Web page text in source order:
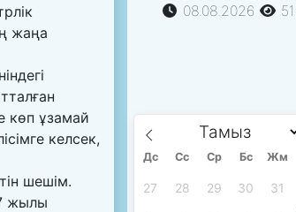
жаңа
көп ұзамай
келсек,
шешім.
жылы
08.08.2026
Дс Сc Ср Бс Жм
27 28 29 30 31